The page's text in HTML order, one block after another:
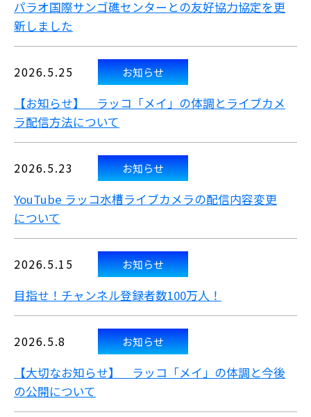
パラオ国際サンゴ礁センターとの友好協力協定を更
新しました
2026.5.25 お知らせ
【お知らせ】 ラッコ「メイ」の体調とライブカメ
ラ配信方法について
2026.5.23 お知らせ
YouTube ラッコ水槽ライブカメラの配信内容変更
について
2026.5.15 お知らせ
目指せ！チャンネル登録者数100万人！
2026.5.8 お知らせ
【大切なお知らせ】 ラッコ「メイ」の体調と今後
の公開について